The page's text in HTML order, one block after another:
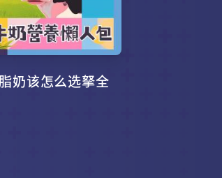
奶该怎么选拏全